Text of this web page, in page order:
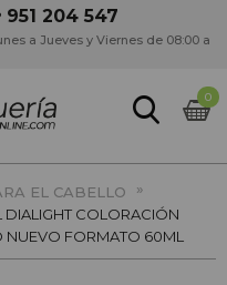
951 204 547
a Jueves y Viernes de 08:00 a
0
EL CABELLO
»
DIALIGHT COLORACIÓN
NUEVO FORMATO 60ML